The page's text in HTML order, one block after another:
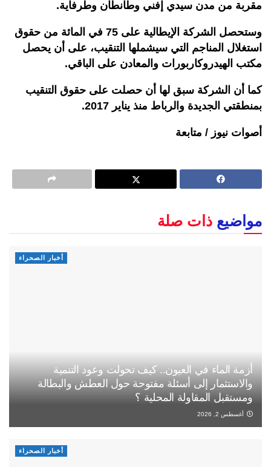
مقربة من مدن سيدي إفني وطانطان وطرفاية.
وستحصل الشركة الإيطالية على 75 في المائة من حقوق
استغلال المناجم التي سيشملها التنقيب، على أن يحصل
مكتب الهيدروكاربورات والمعادن على الباقي.
كما أن الشركة سبق لها أن حصلت على حقوق التنقيب
بمنطقتي الجديدة والرباط منذ يناير 2017.
أصوات نيوز / متابعة
مواضيع ذات صلة
أخبار الصحراء
أزمة الماء في العيون.. كيف تحولت وعود التنمية
والاستثمار إلى أسئلة مفتوحة حول العطش والبطالة
ومستقبل المقاولة المحلية ؟
أغسطس 2, 2026
أخبار الصحراء